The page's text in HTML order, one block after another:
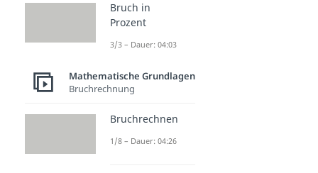
Bruch in
Prozent
3/3 – Dauer: 04:03
Mathematische Grundlagen
Bruchrechnung
Bruchrechnen
1/8 – Dauer: 04:26